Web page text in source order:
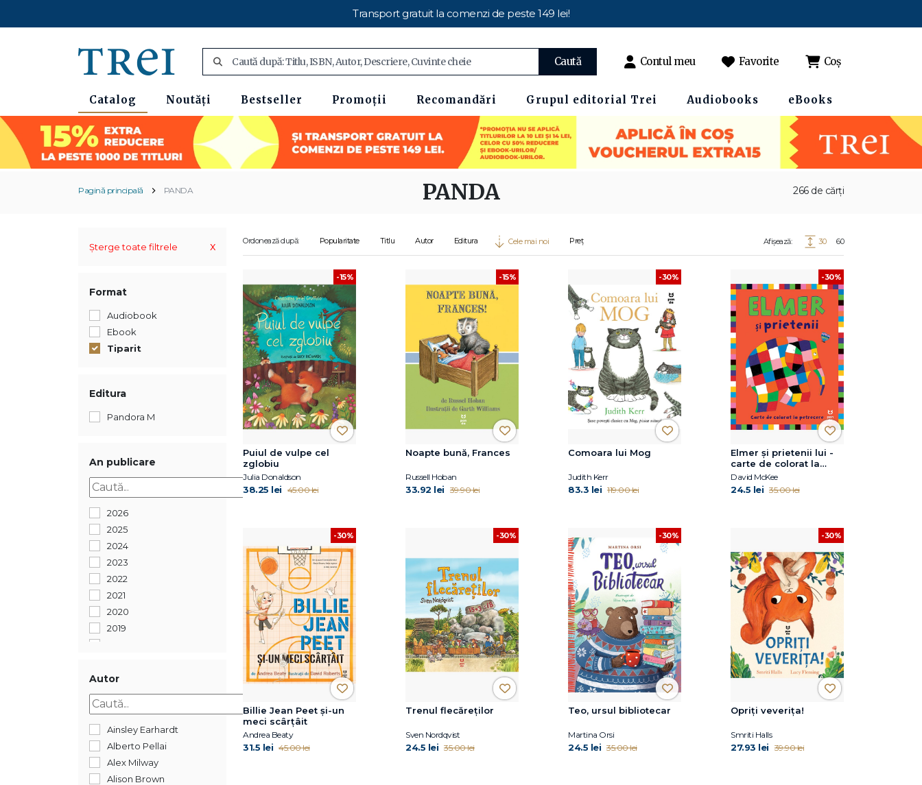
Transport gratuit la comenzi de peste 149 lei!
Caută Contul meu Favorite Coș
Catalog Noutăți Bestseller Promoții Recomandări Grupul editorial Trei Audiobooks eBooks
Pagină principală PANDA 266 de cărți
PANDA
Șterge toate filtrele x
Format
Audiobook
Ebook
Tiparit
Editura
Pandora M
An publicare
2026
2025
2024
2023
2022
2021
2020
2019
2016
2015
Autor
Ainsley Earhardt
Alberto Pellai
Alex Milway
Alison Brown
Ordonează după: Popularitate Titlu Autor Editura Cele mai noi Preț Afișează: 30 60
-15%
Puiul de vulpe cel
zglobiu
Julia Donaldson
38.25 lei 45.00 lei
-15%
Noapte bună, Frances
Russell Hoban
33.92 lei 39.90 lei
-30%
Comoara lui Mog
Judith Kerr
83.3 lei 119.00 lei
-30%
Elmer și prietenii lui -
carte de colorat la
petrecere
David McKee
24.5 lei 35.00 lei
-30%
Billie Jean Peet și-un
meci scârțâit
Andrea Beaty
31.5 lei 45.00 lei
-30%
Trenul flecăreților
Sven Nordqvist
24.5 lei 35.00 lei
-30%
Teo, ursul bibliotecar
Martina Orsi
24.5 lei 35.00 lei
-30%
Opriți veverița!
Smriti Halls
27.93 lei 39.90 lei